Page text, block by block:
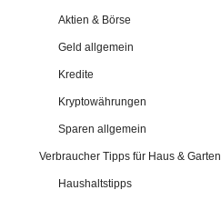
Aktien & Börse
Geld allgemein
Kredite
Kryptowährungen
Sparen allgemein
Verbraucher Tipps für Haus & Garten
Haushaltstipps